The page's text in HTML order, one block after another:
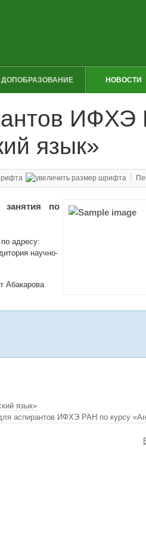
ДОПОБРАЗОВАНИЕ НОВОСТИ
ИФХЭ
язык»
занятия по
адресу:
научно-
Абакарова
язык»
аспирантов ИФХЭ РАН по курсу